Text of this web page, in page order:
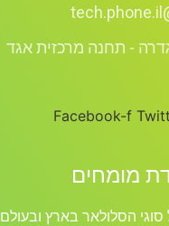
Facebook-f
מומחים
הסלולאר בארץ ובעולם